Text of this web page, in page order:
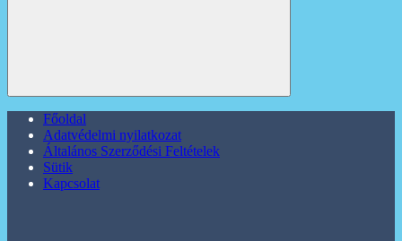
Főoldal
Adatvédelmi nyilatkozat
Általános Szerződési Feltételek
Sütik
Kapcsolat